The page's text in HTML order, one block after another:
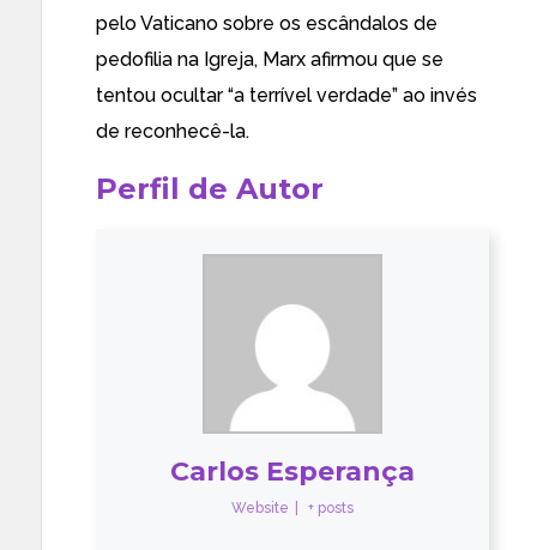
pelo Vaticano sobre os escândalos de
pedofilia na Igreja, Marx afirmou que se
tentou ocultar “a terrível verdade” ao invés
de reconhecê-la.
Perfil de Autor
Carlos Esperança
Website + posts